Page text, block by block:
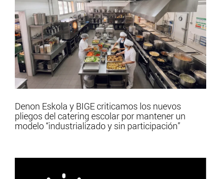
Denon Eskola y BIGE criticamos los nuevos
pliegos del catering escolar por mantener un
modelo “industrializado y sin participación”